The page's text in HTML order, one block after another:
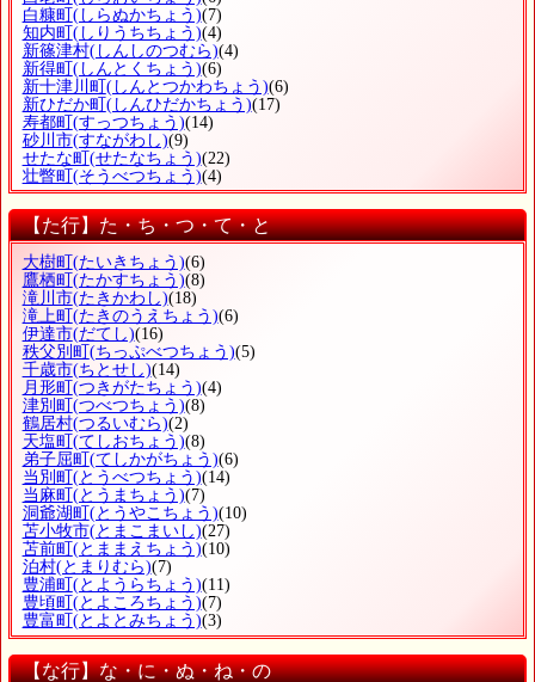
白糠町(しらぬかちょう)(7)
知内町(しりうちちょう)(4)
新篠津村(しんしのつむら)(4)
新得町(しんとくちょう)(6)
新十津川町(しんとつかわちょう)(6)
新ひだか町(しんひだかちょう)(17)
寿都町(すっつちょう)(14)
砂川市(すながわし)(9)
せたな町(せたなちょう)(22)
壮瞥町(そうべつちょう)(4)
【た行】た・ち・つ・て・と
大樹町 (たいきちょう)(6)
鷹栖町 (たかすちょう)(8)
滝川市(たきかわし)(18)
滝上町 (たきのうえちょう)(6)
伊達市(だてし)(16)
秩父別町 (ちっぷべつちょう)(5)
千歳市(ちとせし)(14)
月形町 (つきがたちょう)(4)
津別町 (つべつちょう)(8)
鶴居村(つるいむら)(2)
天塩町 (てしおちょう)(8)
弟子屈町 (てしかがちょう)(6)
当別町 (とうべつちょう)(14)
当麻町 (とうまちょう)(7)
洞爺湖町 (とうやこちょう)(10)
苫小牧市(とまこまいし)(27)
苫前町 (とままえちょう)(10)
泊村(とまりむら)(7)
豊浦町 (とようらちょう)(11)
豊頃町 (とよころちょう)(7)
豊富町 (とよとみちょう)(3)
【な行】な・に・ぬ・ね・の